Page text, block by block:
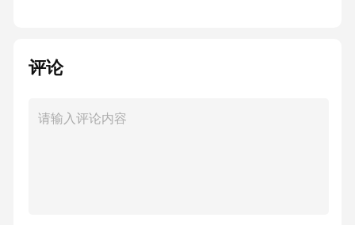
附录资料性参考值
评论